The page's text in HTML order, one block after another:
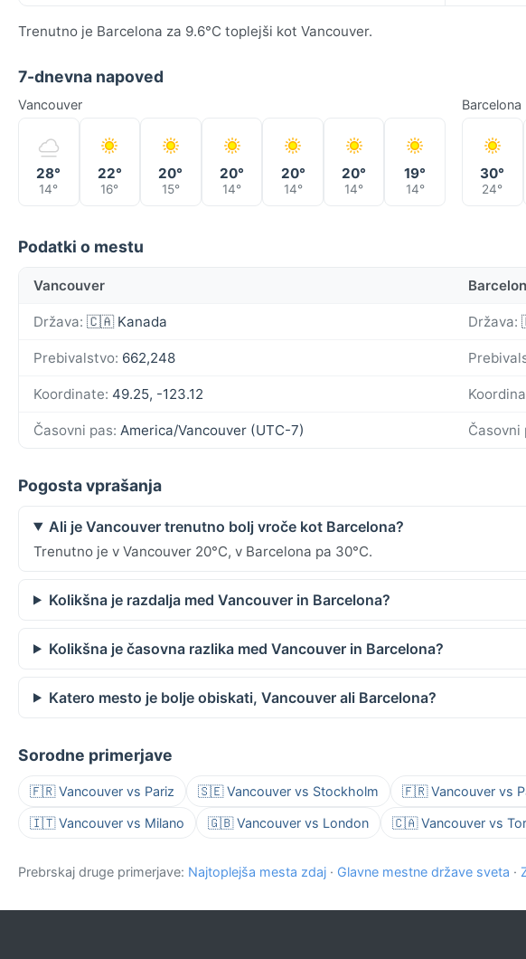
Trenutno je Barcelona za 9.6°C toplejši kot Vancouver.
7-dnevna napoved
Vancouver
28°
14°
22°
16°
20°
15°
20°
14°
20°
14°
20°
14°
19°
14°
Barcelona
30°
24°
Podatki o mestu
Vancouver
Država: 🇨🇦 Kanada Država:
Prebivalstvo: 662,248
Koordinate: 49.25, -123.12
Časovni pas: America/Vancouver (UTC-7) Časovni
Pogosta vprašanja
Ali je Vancouver trenutno bolj vroče kot Barcelona?
Trenutno je v Vancouver 20°C, v Barcelona pa 30°C.
Kolikšna je razdalja med Vancouver in Barcelona?
Kolikšna je časovna razlika med Vancouver in Barcelona?
Katero mesto je bolje obiskati, Vancouver ali Barcelona?
Sorodne primerjave
🇫🇷 Vancouver vs Pariz 🇸🇪 Vancouver vs Stockholm 🇫🇷 Vancouver vs
🇮🇹 Vancouver vs Milano 🇬🇧 Vancouver vs London 🇨🇦 Vancouver vs
Prebrskaj druge primerjave: Najtoplejša mesta zdaj · Glavne mestne države sveta ·